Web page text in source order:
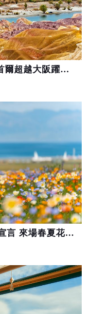
2025年十大熱門航點出爐！首爾超越大阪躍居第2 「潛力寶藏城市」包括青森、烏魯木齊
花開好了！ 讀美麗中華繁花宣言 來場春夏花事行旅